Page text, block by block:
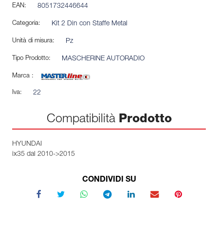
EAN: 8051732446644
Categoria: Kit 2 Din con Staffe Metal
Unità di misura: Pz
Tipo Prodotto: MASCHERINE AUTORADIO
Marca :
Iva: 22
Compatibilità Prodotto
HYUNDAI
ix35 dal 2010->2015
CONDIVIDI SU